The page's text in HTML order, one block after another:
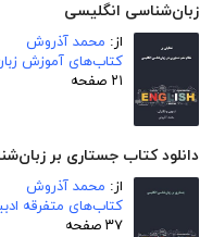
زبان‌شناسی انگلیسی
از: محمد آذروش
کتاب‌های آموزش
۲۱ صفحه
دانلود کتاب جستاری بر
از: محمد آذروش
کتاب‌های متفرقه
۳۷ صفحه